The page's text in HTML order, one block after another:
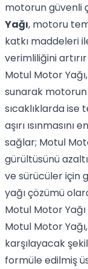
motorun güvenli
Yağı, motoru
katkı maddeleri
verimliliğini
Motul Motor Yağı,
sunarak motorun
sıcaklıklarda
aşırı
sağlar; Motul
gürültüsünü
ve sürücüler için
yağı çözümü
Motul Motor Yağı
Motul Motor
karşılayacak
formüle edilmiş